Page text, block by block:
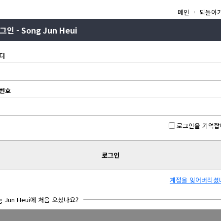
메인 되돌아
인 - Song Jun Heui
호
로그인을 기억
로그인
계정을 잊어버리셨
Jun Heui에 처음 오셨나요?